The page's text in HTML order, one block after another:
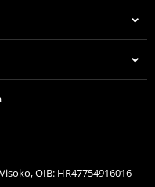
OIB: HR47754916016